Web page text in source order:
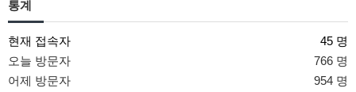
통계
현재 접속자
45 명
오늘 방문자
766 명
어제 방문자
954 명